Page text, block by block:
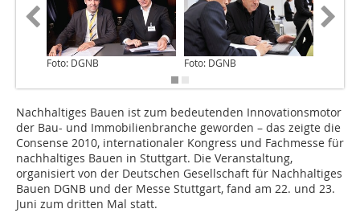
Foto: DGNB Foto: DGNB
Nachhaltiges Bauen ist zum bedeutenden Innovationsmotor
der Bau- und Immobilienbranche geworden – das zeigte die
Consense 2010, internationaler Kongress und Fachmesse für
nachhaltiges Bauen in Stuttgart. Die Veranstaltung,
organisiert von der Deutschen Gesellschaft für Nachhaltiges
Bauen DGNB und der Messe Stuttgart, fand am 22. und 23.
Juni zum dritten Mal statt.